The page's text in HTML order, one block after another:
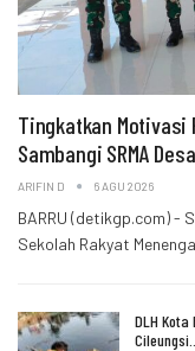
Tingkatkan Motivasi
Sambangi SRMA
ARIFIN D 6 AGU 2026
BARRU (detikgp.com) -
Sekolah Rakyat
DLH
Cileungsi…